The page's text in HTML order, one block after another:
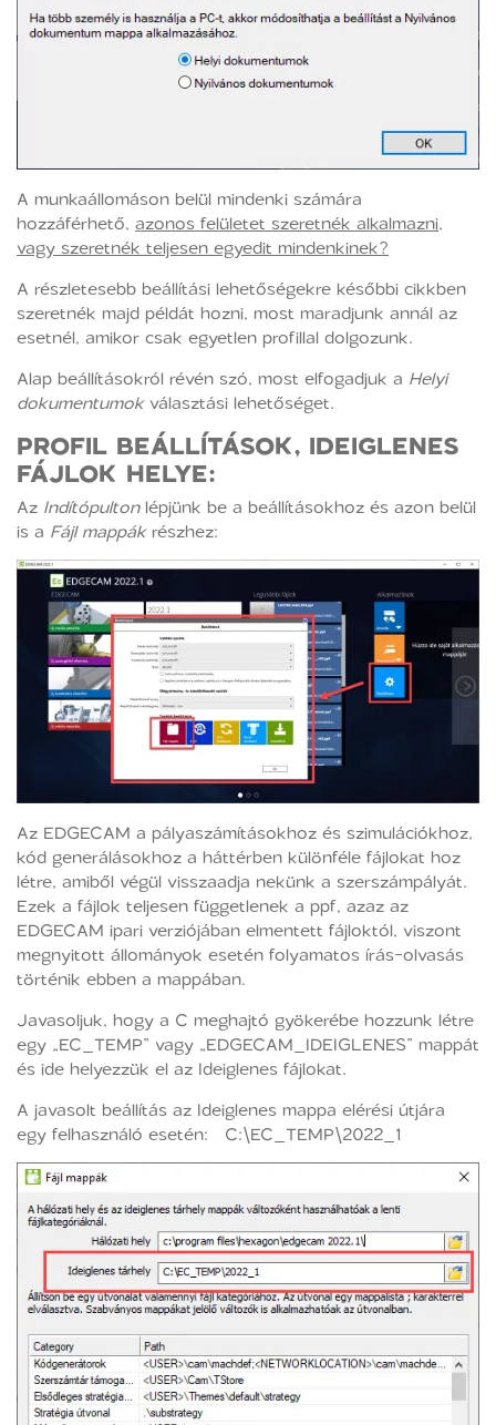
A munkaállomáson belül mindenki számára
hozzáférhető, azonos felületet szeretnék alkalmazni,
vagy szeretnék teljesen egyedit mindenkinek?
A részletesebb beállítási lehetőségekre későbbi cikkben
szeretnék majd példát hozni, most maradjunk annál az
esetnél, amikor csak egyetlen profillal dolgozunk.
Alap beállításokról révén szó, most elfogadjuk a Helyi
dokumentumokválasztási lehetőséget.
PROFIL BEÁLLÍTÁSOK, IDEIGLENES
FÁJLOK HELYE:
Az Indítópultonlépjünk be a beállításokhoz és azon belül
is a Fájl mappákrészhez:
Az EDGECAM a pályaszámításokhoz és szimulációkhoz,
kód generálásokhoz a háttérben különféle fájlokat hoz
létre, amiből végül visszaadja nekünk a szerszámpályát.
Ezek a fájlok teljesen függetlenek a ppf, azaz az
EDGECAM ipari verziójában elmentett fájloktól, viszont
megnyitott állományok esetén folyamatos írás-olvasás
történik ebben a mappában.
Javasoljuk, hogy a C meghajtó gyökerébe hozzunk létre
egy „EC_TEMP” vagy „EDGECAM_IDEIGLENES” mappát
és ide helyezzük el az Ideiglenes fájlokat.
A javasolt beállítás az Ideiglenes mappa elérési útjára
egy felhasználó esetén: C:\EC_TEMP\2022_1